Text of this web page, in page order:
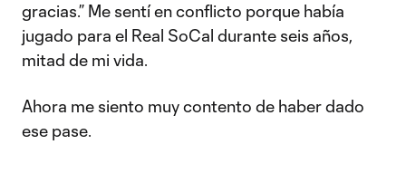
gracias.” Me sentí en conflicto porque había
jugado para el Real SoCal durante seis años,
mitad de mi vida.
Ahora me siento muy contento de haber dado
ese pase.